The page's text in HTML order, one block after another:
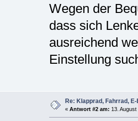
Wegen der
dass sich
ausreichend
Einstellung
Re: Klapprad, Fahrrad,
« Antwort #2 am: 13.